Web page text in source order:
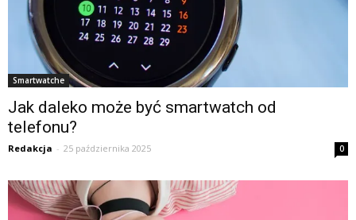
Smartwatche
Jak daleko może być smartwatch od
telefonu?
Redakcja - 25 października 2025 0